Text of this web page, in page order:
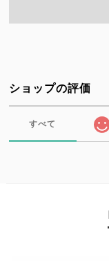
ショップの評価
すべて